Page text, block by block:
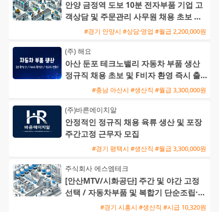
안양 금정역 도보 10분 전자부품 기업 고
객상담 및 주문관리 사무원 채용 초보 가
#경기 안양시 #상담·영업 #월급 2,200,000원
(주) 해요
아산 둔포 테크노밸리 자동차 부품 생산
정규직 채용 초보 및 F비자 환영 즉시 출
#충남 아산시 #생산직 #월급 3,300,000원
(주)바른에이치알
안정적인 정규직 채용 육류 생산 및 포장
주간고정 근무자 모집
#경기 평택시 #생산직 #월급 3,300,000원
주식회사 에스엠테크
[안산MTV/시화공단] 주간 및 야간 고정
선택 / 자동차부품 및 복합기 단순조립·검
사 / 주급 가능·통근버
#경기 시흥시 #생산직 #시급 10,320원